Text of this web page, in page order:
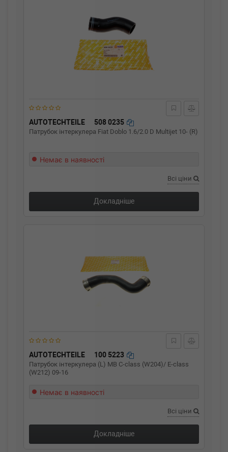
AUTOTECHTEILE 508 0235
Патрубок інтеркулера Fiat Doblo 1.6/2.0 D Multijet 10- (R)
Немає в наявності
Всі ціни
Докладніше
AUTOTECHTEILE 100 5223
Патрубок інтеркулера (L) MB C-class (W204)/ E-class
(W212) 09-16
Немає в наявності
Всі ціни
Докладніше